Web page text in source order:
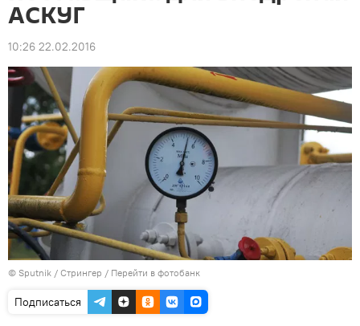
АСКУГ
10:26 22.02.2016
© Sputnik / Стрингер / Перейти в фотобанк
Подписаться